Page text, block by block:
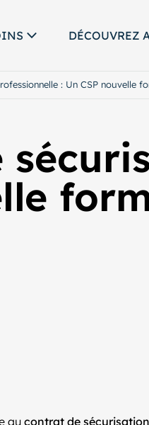
DÉCOUVREZ
: Un CSP nouvelle
au contrat de